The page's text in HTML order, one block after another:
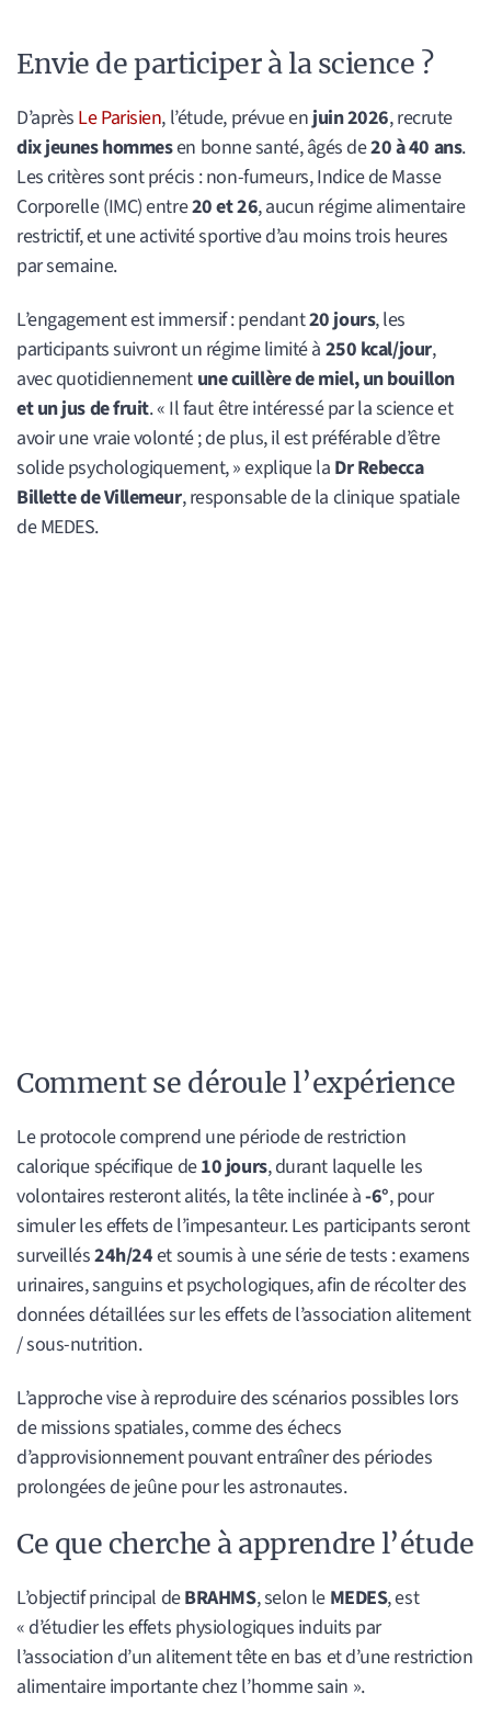
Envie de participer à la science ?
D’après Le Parisien, l’étude, prévue enjuin 2026, recrute
dix jeunes hommesen bonne santé, âgés de20 à 40 ans.
Les critères sont précis : non-fumeurs, Indice de Masse
Corporelle (IMC) entre20 et 26, aucun régime alimentaire
restrictif, et une activité sportive d’au moins trois heures
par semaine.
L’engagement est immersif : pendant20 jours, les
participants suivront un régime limité à 250 kcal/jour,
avec quotidiennement une cuillère de miel, un bouillon
et un jus de fruit. « Il faut être intéressé par la science et
avoir une vraie volonté ; de plus, il est préférable d’être
solide psychologiquement, » explique la Dr Rebecca
Billette de Villemeur, responsable de la clinique spatiale
de MEDES.
Comment se déroule l’expérience
Le protocole comprend une période de restriction
calorique spécifique de10 jours, durant laquelle les
volontaires resteront alités, la tête inclinée à-6°, pour
simuler les effets de l’impesanteur. Les participants seront
surveillés24h/24et soumis à une série de tests : examens
urinaires, sanguins et psychologiques, afin de récolter des
données détaillées sur les effets de l’association alitement
/ sous-nutrition.
L’approche vise à reproduire des scénarios possibles lors
de missions spatiales, comme des échecs
d’approvisionnement pouvant entraîner des périodes
prolongées de jeûne pour les astronautes.
Ce que cherche à apprendre l’étude
L’objectif principal deBRAHMS, selon le MEDES, est
« d’étudier les effets physiologiques induits par
l’association d’un alitement tête en bas et d’une restriction
alimentaire importante chez l’homme sain ».